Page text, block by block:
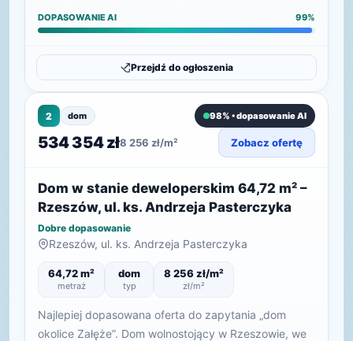
DOPASOWANIE AI 99%
Przejdź do ogłoszenia
2 dom 98% • dopasowanie AI
534 354 zł8 256 zł/m² Zobacz ofertę
Dom w stanie deweloperskim 64,72 m² –
Rzeszów, ul. ks. Andrzeja Pasterczyka
Dobre dopasowanie
Rzeszów, ul. ks. Andrzeja Pasterczyka
64,72 m²
metraż
dom
typ
8 256 zł/m²
zł/m²
Najlepiej dopasowana oferta do zapytania „dom
okolice Załęże”. Dom wolnostojący w Rzeszowie, we